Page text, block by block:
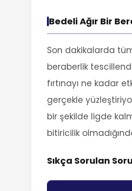
Bedeli Ağır Bir
Son dakikalarda
beraberlik
fırtınayı ne kadar
gerçekle
bir şekilde ligde
bitiricilik
Sıkça Sorulan